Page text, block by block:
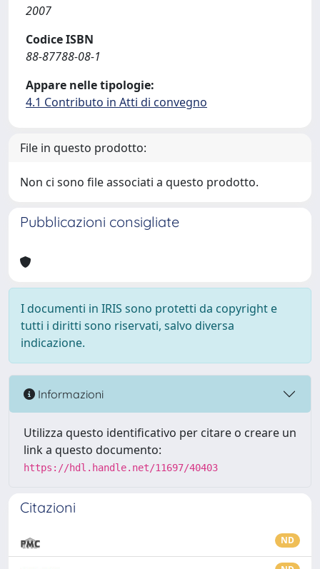
2007
Codice ISBN
88-87788-08-1
Appare nelle tipologie:
4.1 Contributo in Atti di convegno
File in questo prodotto:
Non ci sono file associati a questo prodotto.
Pubblicazioni consigliate
I documenti in IRIS sono protetti da copyright e
tutti i diritti sono riservati, salvo diversa
indicazione.
Informazioni
Utilizza questo identificativo per citare o creare un
link a questo documento:
https://hdl.handle.net/11697/40403
Citazioni
ND